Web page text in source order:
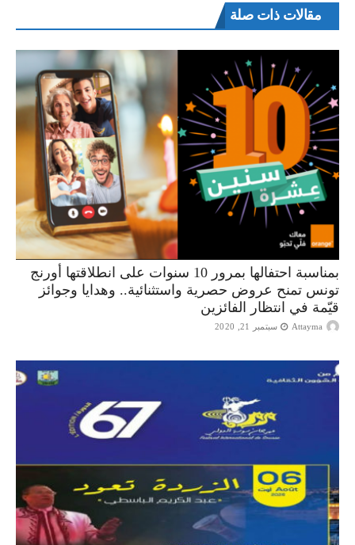
مقالات ذات صلة
بمناسبة احتفالها بمرور 10 سنوات على انطلاقتها أورنج
تونس تمنح عروض حصرية واستثنائية.. وهدايا وجوائز
قيّمة في انتظار الفائزين
Attayma سبتمبر 21, 2020